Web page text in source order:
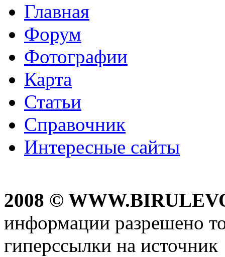
Главная
Форум
Фотографии
Карта
Статьи
Справочник
Интересные сайты
2008 ©
информации разрешено
гиперссылки на источник